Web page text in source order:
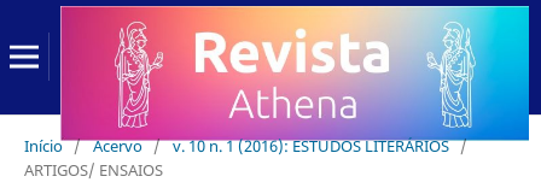
Início / Acervo / v. 10 n. 1 (2016): ESTUDOS LITERÁRIOS /
ARTIGOS/ ENSAIOS